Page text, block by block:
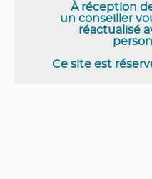
À réception
un conseiller
réactualisé
Ce site est